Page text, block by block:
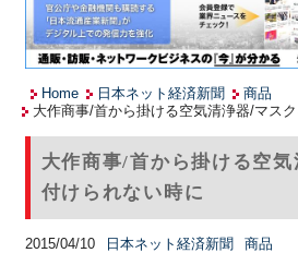
Home 日本ネット経済新聞
商品
大作商事/首から掛ける空気清浄器/マス
大作商事/首から掛ける空
付けられない時に
2015/04/10 日本ネット経済新聞
商品